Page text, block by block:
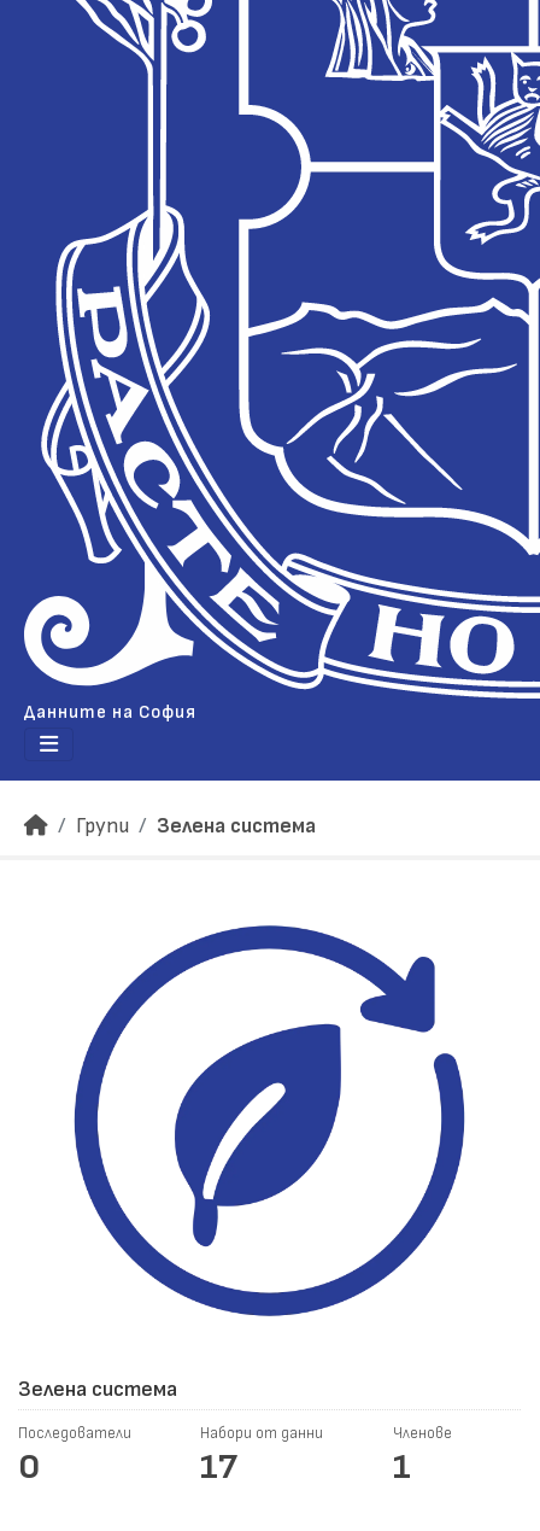
Данните на София
Групи Зелена система
Зелена система
Последователи
0
Набори от данни
17
Членове
1